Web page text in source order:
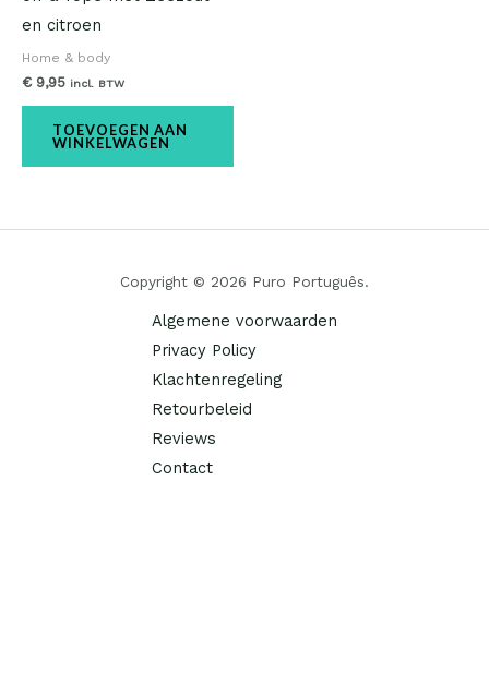
en citroen
Home & body
€9,95 incl. BTW
TOEVOEGEN AAN
WINKELWAGEN
Copyright © 2026 Puro Português.
Algemene voorwaarden
Privacy Policy
Klachtenregeling
Retourbeleid
Reviews
Contact